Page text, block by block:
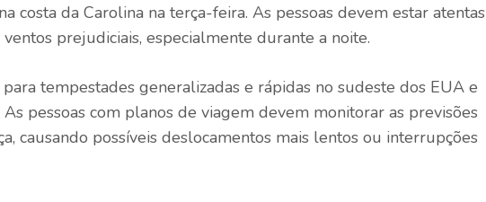
costa da Carolina na terça-feira. As pessoas devem estar atentas
prejudiciais, especialmente durante a noite.
tempestades generalizadas e rápidas no sudeste dos EUA e
As pessoas com planos de viagem devem monitorar as previsões
causando possíveis deslocamentos mais lentos ou interrupções